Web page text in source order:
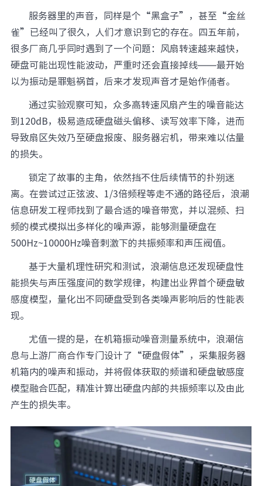
服务器里的声音，同样是个“黑盒子”，甚至“金丝
雀”已经叫了很久，人们才意识到它的存在。四五年前，
很多厂商几乎同时遇到了一个问题：风扇转速越来越快，
硬盘可能出现性能波动，严重时还会直接掉线——最开始
以为振动是罪魁祸首，后来才发现声音才是始作俑者。
通过实验观察可知，众多高转速风扇产生的噪音能达
到120dB，极易造成硬盘磁头偏移、读写效率下降，进而
导致扇区失效乃至硬盘报废、服务器宕机，带来难以估量
的损失。
锁定了故事的主角，依然挡不住后续情节的扑朔迷
离。在尝试过正弦波、1/3倍频程等走不通的路径后，浪潮
信息研发工程师找到了最合适的噪音带宽，并以混频、扫
频的模式模拟出多样化的噪声源，能够测量硬盘在
500Hz~10000Hz噪音刺激下的共振频率和声压阀值。
基于大量机理性研究和测试，浪潮信息还发现硬盘性
能损失与声压强度间的数学规律，构建出业界首个硬盘敏
感度模型，量化出不同硬盘受到各类噪声影响后的性能表
现。
尤值一提的是，在机箱振动噪音测量系统中，浪潮信
息与上游厂商合作专门设计了“硬盘假体”，采集服务器
机箱内的噪声和振动，并将假体获取的频谱和硬盘敏感度
模型融合匹配，精准计算出硬盘内部的共振频率以及由此
产生的损失率。